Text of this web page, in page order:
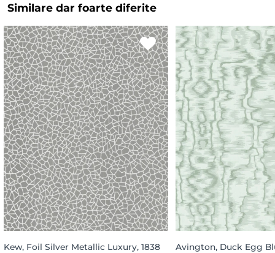
Similare dar foarte diferite
Kew, Foil Silver Metallic Luxury, 1838
Avington, Duck Egg